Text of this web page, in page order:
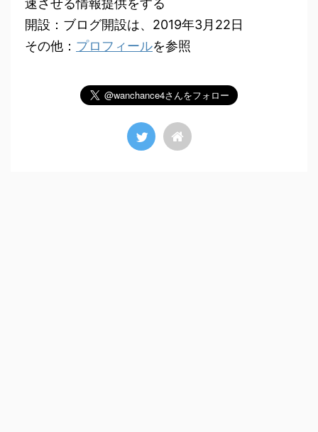
速させる情報提供をする
開設：ブログ開設は、2019年3月22日
その他： プロフィールを参照